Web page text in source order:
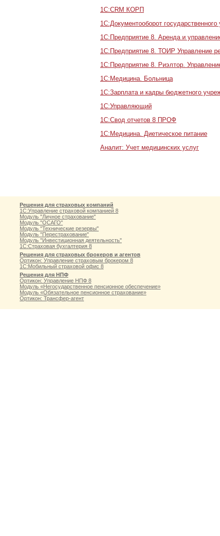
1С:CRM КОРП
1С:Документооборот
1С:Предприятие 8. Аренда и
1С:Предприятие 8. ТОИР Управление
1С:Предприятие 8. Риэлтор.
1C:Медицина. Больница
1С:Зарплата и кадры бюджетного
1С:Управляющий
1С:Свод отчетов 8 ПРОФ
1С:Медицина. Диетическое питание
Аналит: Учет медицинских услуг
Решения для страховых компаний
1С:Управление страховой компанией 8
Модуль "Личное страхование"
Модуль "ОСАГО"
Модуль "Технические резервы"
Модуль "Перестрахование"
Модуль "Инвестиционная деятельность"
1С:Страховая бухгалтерия 8
Решения для страховых брокеров и агентов
Ортикон: Управление страховым брокером 8
1С:Мобильный страховой офис 8
Решения для НПФ
Ортикон: Управление НПФ 8
Модуль «Негосударственное пенсионное обеспечение»
Модуль «Обязательное пенсионное страхование»
Ортикон: Трансфер-агент